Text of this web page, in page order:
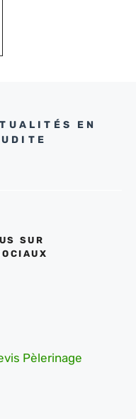
EN
SUR
Pèlerinage